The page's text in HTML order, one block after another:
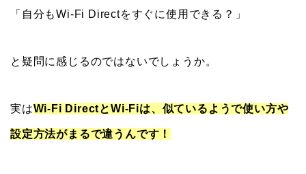
「自分もWi-Fi Directをすぐに使用できる？」
と疑問に感じるのではないでしょうか。
実はWi-Fi DirectとWi-Fiは、似ているようで使い方や
設定方法がまるで違うんです！